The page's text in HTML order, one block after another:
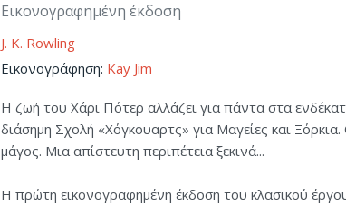
Εικονογραφημένη έκδοση
J. K. Rowling
Εικονογράφηση: Kay Jim
Η ζωή του Χάρι Πότερ αλλάζει για πάντα στα
διάσηµη Σχολή «Χόγκουαρτς» για Μαγείες και
µάγος. Μια απίστευτη περιπέτεια ξεκινά...
Η πρώτη εικονογραφηµένη έκδοση του κλασικού